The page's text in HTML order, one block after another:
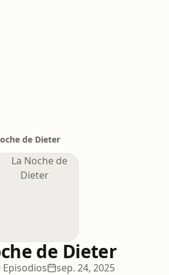
de Dieter
de Dieter
Episodios sep. 24, 2025